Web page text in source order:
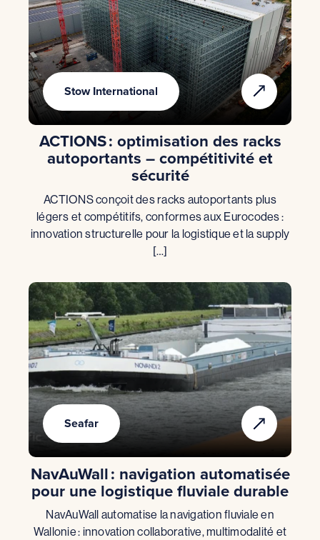
Stow International
ACTIONS : optimisation des racks
autoportants – compétitivité et
sécurité
ACTIONS conçoit des racks autoportants plus
légers et compétitifs, conformes aux Eurocodes :
innovation structurelle pour la logistique et la supply
[…]
Seafar
NavAuWall : navigation automatisée
pour une logistique fluviale durable
NavAuWall automatise la navigation fluviale en
Wallonie : innovation collaborative, multimodalité et